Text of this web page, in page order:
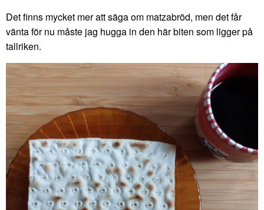
Det finns mycket mer att säga om matzabröd, men det får
vänta för nu måste jag hugga in den här biten som ligger på
tallriken.